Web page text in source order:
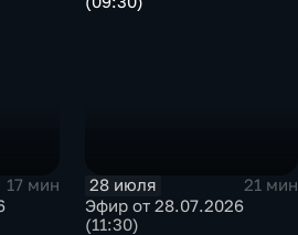
17 мин
28 июля
21 мин
Эфир от 28.07.2026
(11:30)